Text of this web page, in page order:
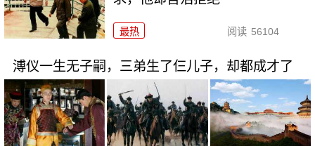
最热 阅读 56104
溥仪一生无子嗣，三弟生了仨儿子，却都成才了